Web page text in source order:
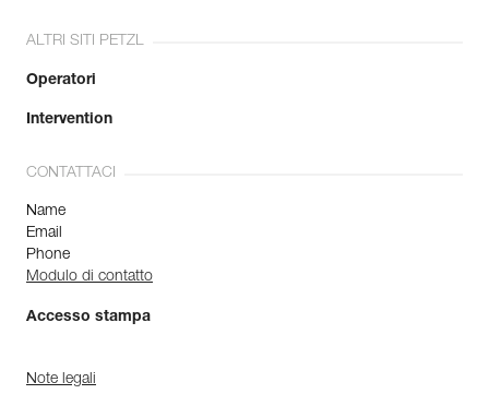
ALTRI SITI PETZL
Operatori
Intervention
CONTATTACI
Name
Email
Phone
Modulo di contatto
Accesso stampa
Note legali